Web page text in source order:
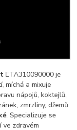
ETA310090000 je
míchá a mixuje
nápojů, koktejlů,
zmrzliny, džemů
. Specializuje se
ve zdravém